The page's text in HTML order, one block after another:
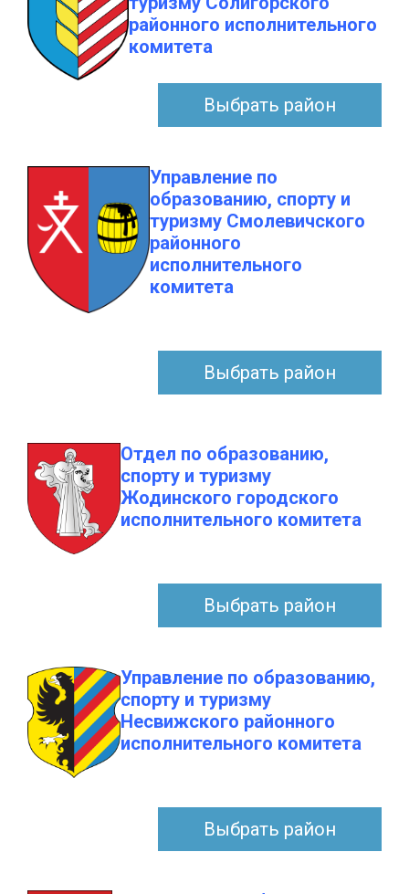
районного исполнительного
комитета
Выбрать район
Управление по
образованию, спорту и
туризму Смолевичского
районного
исполнительного
комитета
Выбрать район
Отдел по образованию,
спорту и туризму
Жодинского городского
исполнительного комитета
Выбрать район
Управление по образованию,
спорту и туризму
Несвижского районного
исполнительного комитета
Выбрать район